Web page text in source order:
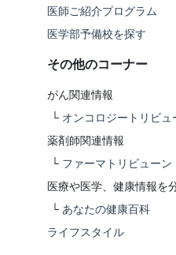
医師ご紹介プログラム
医学部予備校を探す
その他のコーナー
がん関連情報
└ オンコロジートリビュ
薬剤師関連情報
└ ファーマトリビューン
医療や医学、健康情報を
└ あなたの健康百科
ライフスタイル